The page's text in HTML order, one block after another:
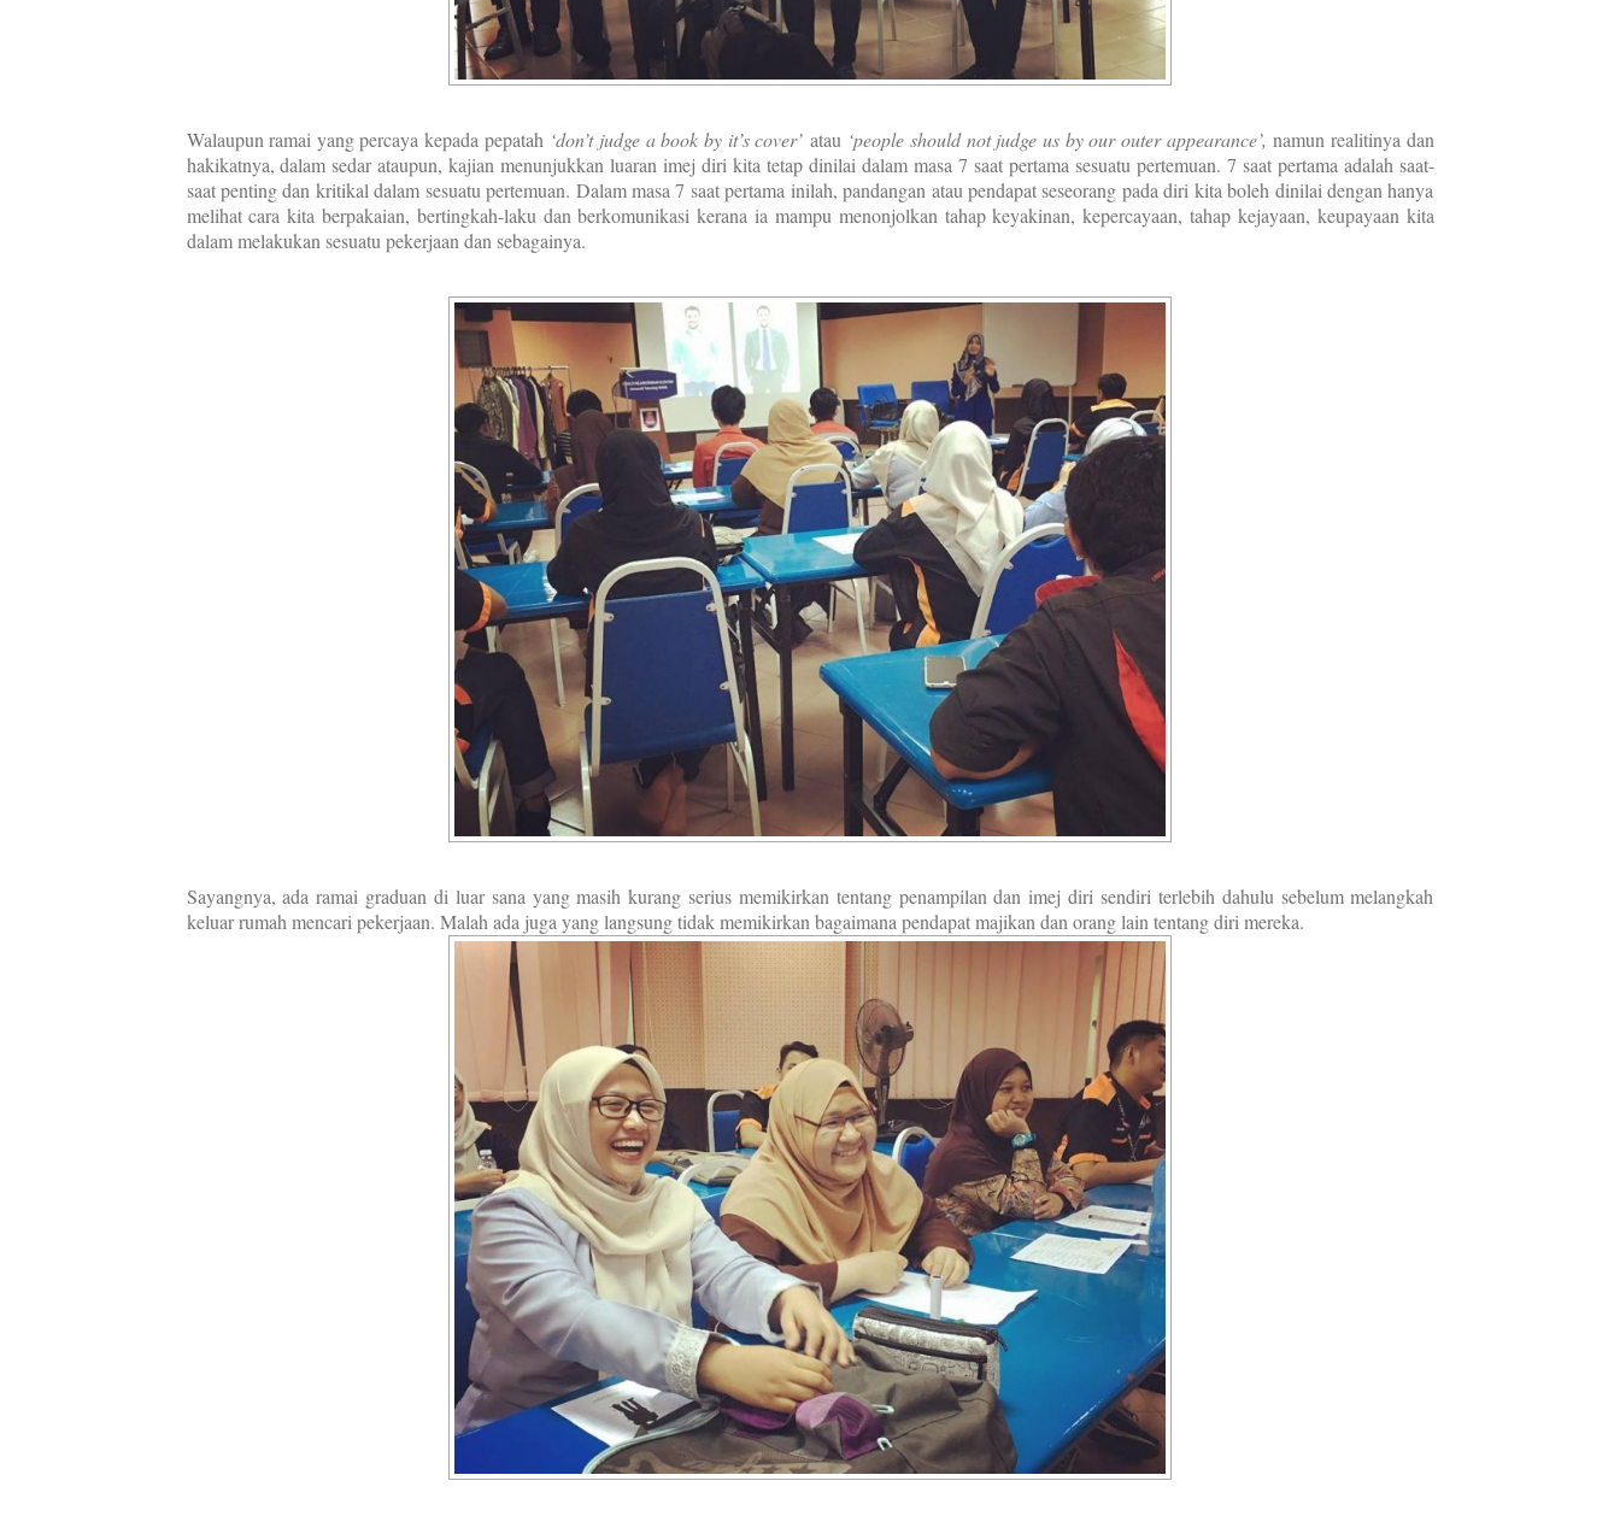
Walaupun ramai yang percaya kepada pepatah ‘don’t judge a book by it’s cover’ atau ‘people should not judge us by our outer appearance’,namun realitinya dan
hakikatnya, dalam sedar ataupun, kajian menunjukkan luaran imej diri kita tetap dinilai dalam masa 7 saat pertama sesuatu pertemuan. 7 saat pertama adalah saat-
saat penting dan kritikal dalam sesuatu pertemuan. Dalam masa 7 saat pertama inilah, pandangan atau pendapat seseorang pada diri kita boleh dinilai dengan hanya
melihat cara kita berpakaian, bertingkah-laku dan berkomunikasi kerana ia mampu menonjolkan tahap keyakinan, kepercayaan, tahap kejayaan, keupayaan kita
dalam melakukan sesuatu pekerjaan dan sebagainya.
Sayangnya, ada ramai graduan di luar sana yang masih kurang serius memikirkan tentang penampilan dan imej diri sendiri terlebih dahulu sebelum melangkah
keluar rumah mencari pekerjaan. Malah ada juga yang langsung tidak memikirkan bagaimana pendapat majikan dan orang lain tentang diri mereka.